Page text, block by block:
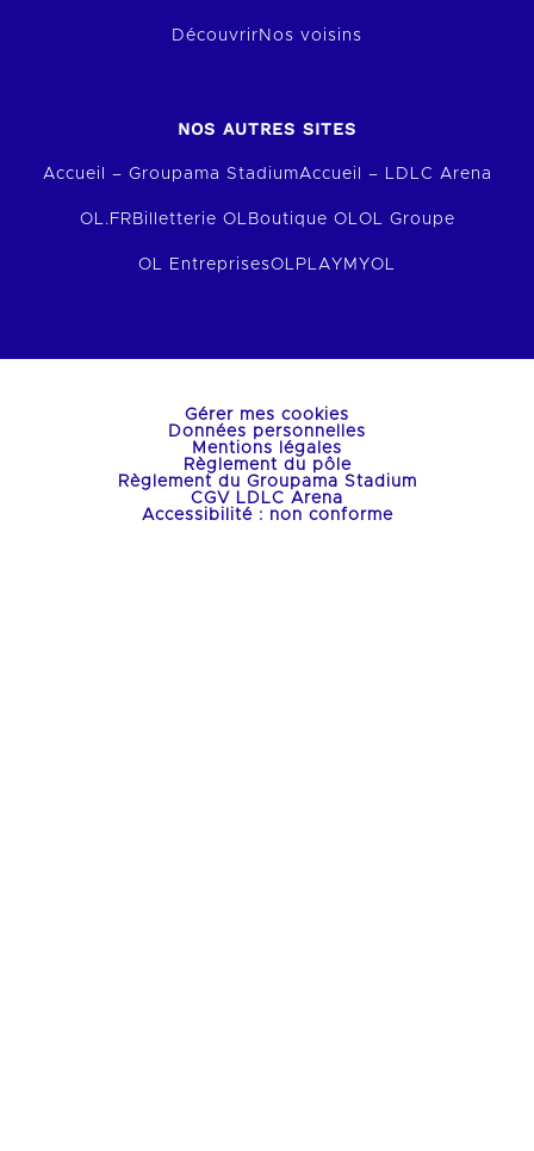
Découvrir Nos voisins
NOS AUTRES SITES
Accueil – Groupama StadiumAccueil – LDLC Arena
OL.FR Billetterie OL Boutique OLOL Groupe
OL EntreprisesOLPLAY MYOL
Gérer mes cookies
Données personnelles
Mentions légales
Règlement du pôle
Règlement du Groupama Stadium
CGV LDLC Arena
Accessibilité : non conforme